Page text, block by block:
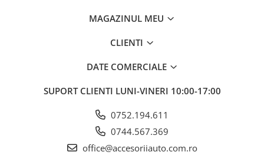
Huse Volan din Piele Ecologica cu
Huse Volan Piele Naturala
MAGAZINUL MEU
CLIENTI
DATE COMERCIALE
SUPORT CLIENTI LUNI-VINERI 10:00-17:00
0752.194.611
0744.567.369
office@accesoriiauto.com.ro